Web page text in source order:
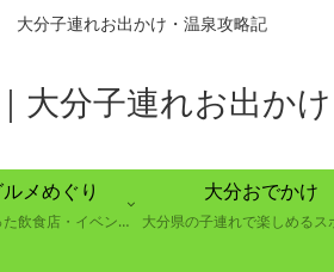
大分子連れお出かけ・温泉攻略記
大分子連れお出か
メめぐり
大分県のめぐった飲食店・イベントのレポート
大分おでかけ